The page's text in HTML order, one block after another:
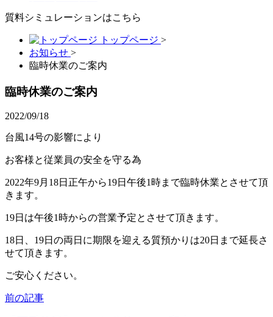
質料シミュレーションはこちら
トップページ >
お知らせ >
臨時休業のご案内
臨時休業のご案内
2022/09/18
台風14号の影響により
お客様と従業員の安全を守る為
2022年9月18日正午から19日午後1時まで臨時休業とさせて頂
きます。
19日は午後1時からの営業予定とさせて頂きます。
18日、19日の両日に期限を迎える質預かりは20日まで延長さ
せて頂きます。
ご安心ください。
前の記事